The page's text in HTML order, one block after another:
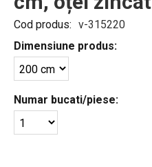
Cod produs: v-315220
Dimensiune produs:
Numar bucati/piese: